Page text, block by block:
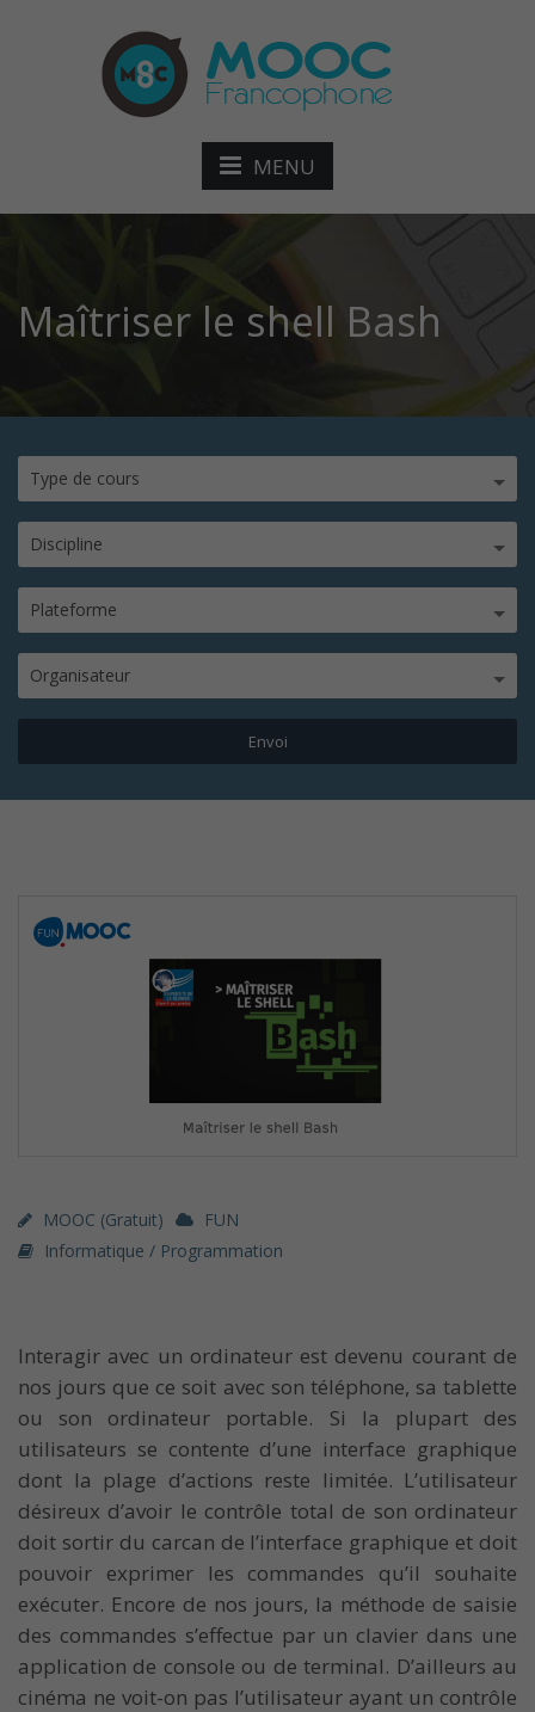
MENU
Maîtriser le shell Bash
Type de cours
Discipline
Plateforme
Organisateur
MOOC (gratuit)
FUN
Informatique / Programmation
Interagir avec un ordinateur est devenu courant de
nos jours que ce soit avec son téléphone, sa tablette
ou son ordinateur portable. Si la plupart des
utilisateurs se contente d’une interface graphique
dont la plage d’actions reste limitée. L’utilisateur
désireux d’avoir le contrôle total de son ordinateur
doit sortir du carcan de l’interface graphique et doit
pouvoir exprimer les commandes qu’il souhaite
exécuter. Encore de nos jours, la méthode de saisie
des commandes s’effectue par un clavier dans une
application de console ou de terminal. D’ailleurs au
cinéma ne voit-on pas l’utilisateur ayant un contrôle